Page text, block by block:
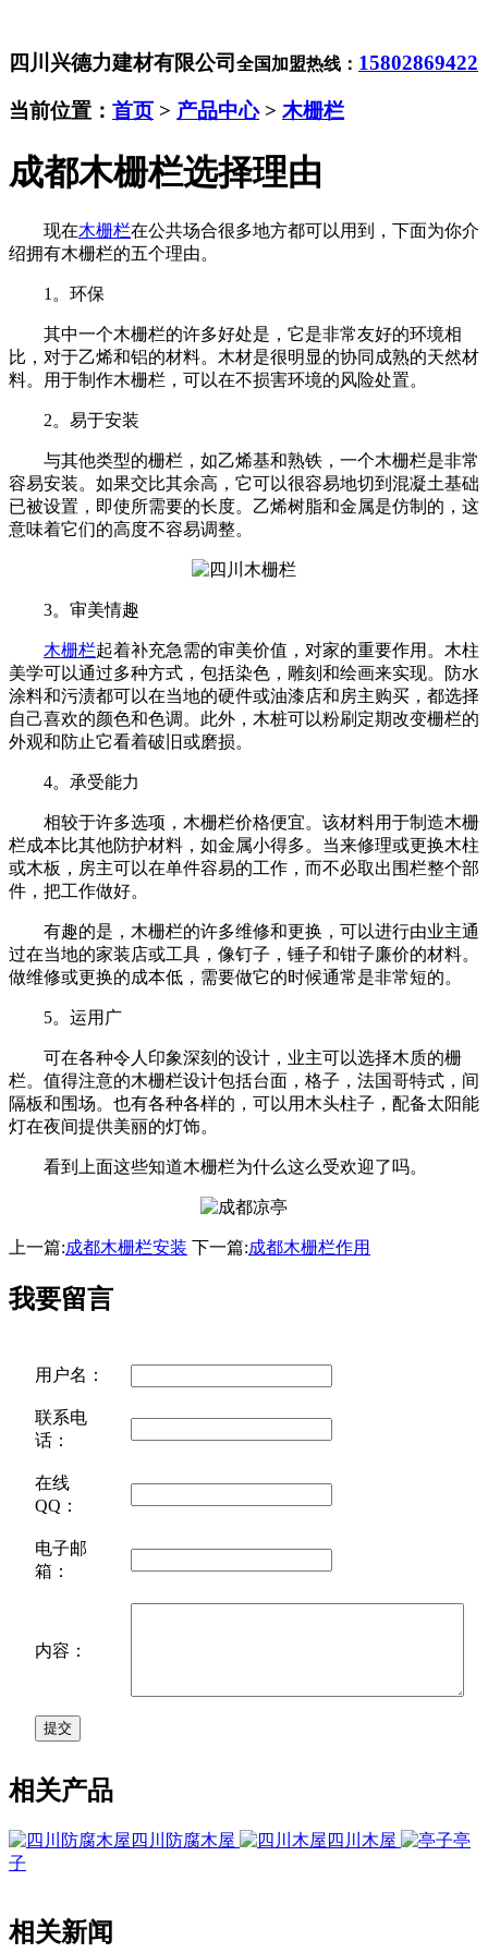
四川兴德力建材有限公司 全国加盟热线： 15802869422
当前位置： 首页 > 产品中心> 木栅栏
成都木栅栏选择理由
现在木栅栏在公共场合很多地方都可以用到，下面为你介
绍拥有木栅栏的五个理由。
1。环保
其中一个木栅栏的许多好处是，它是非常友好的环境相
比，对于乙烯和铝的材料。木材是很明显的协同成熟的天然材
料。用于制作木栅栏，可以在不损害环境的风险处置。
2。易于安装
与其他类型的栅栏，如乙烯基和熟铁，一个木栅栏是非常
容易安装。如果交比其余高，它可以很容易地切到混凝土基础
已被设置，即使所需要的长度。乙烯树脂和金属是仿制的，这
意味着它们的高度不容易调整。
3。审美情趣
木栅栏起着补充急需的审美价值，对家的重要作用。木柱
美学可以通过多种方式，包括染色，雕刻和绘画来实现。防水
涂料和污渍都可以在当地的硬件或油漆店和房主购买，都选择
自己喜欢的颜色和色调。此外，木桩可以粉刷定期改变栅栏的
外观和防止它看着破旧或磨损。
4。承受能力
相较于许多选项，木栅栏价格便宜。该材料用于制造木栅
栏成本比其他防护材料，如金属小得多。当来修理或更换木柱
或木板，房主可以在单件容易的工作，而不必取出围栏整个部
件，把工作做好。
有趣的是，木栅栏的许多维修和更换，可以进行由业主通
过在当地的家装店或工具，像钉子，锤子和钳子廉价的材料。
做维修或更换的成本低，需要做它的时候通常是非常短的。
5。运用广
可在各种令人印象深刻的设计，业主可以选择木质的栅
栏。值得注意的木栅栏设计包括台面，格子，法国哥特式，间
隔板和围场。也有各种各样的，可以用木头柱子，配备太阳能
灯在夜间提供美丽的灯饰。
看到上面这些知道木栅栏为什么这么受欢迎了吗。
上一篇:成都木栅栏安装 下一篇:成都木栅栏作用
我要留言
用户名：
联系电
话：
在线
QQ：
电子邮
箱：
内容：
相关产品
四川防腐木屋 四川木屋
亭
子
相关新闻